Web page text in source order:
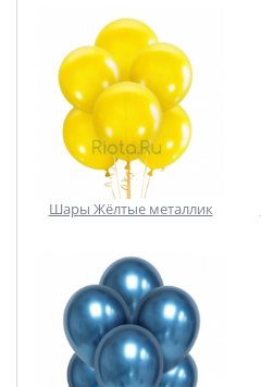
Шары Жёлтые металлик